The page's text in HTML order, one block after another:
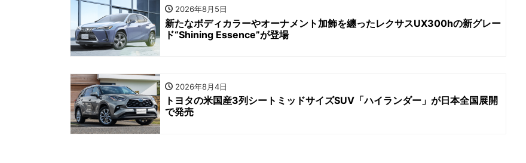
2026年8月5日
新たなボディカラーやオーナメント加飾を纏ったレクサスUX300hの新グレー
ド“Shining Essence”が登場
2026年8月4日
トヨタの米国産3列シートミッドサイズSUV「ハイランダー」が日本全国展開
で発売